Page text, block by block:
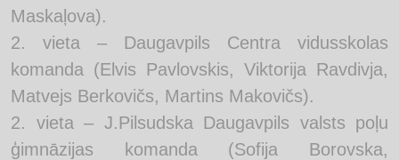
Maskaļova).
2. vieta – Daugavpils Centra vidusskolas
komanda (Elvis Pavlovskis, Viktorija Ravdivja,
Matvejs Berkovičs, Martins Makovičs).
2. vieta – J.Pilsudska Daugavpils valsts poļu
ģimnāzijas komanda (Sofija Borovska,